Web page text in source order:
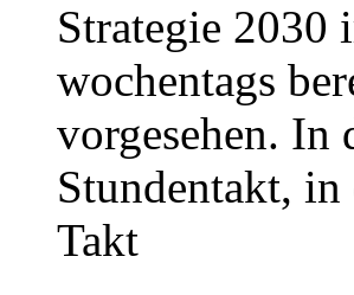
Strategie 2030
wochentags
vorgesehen. In
Stundentakt,
Takt